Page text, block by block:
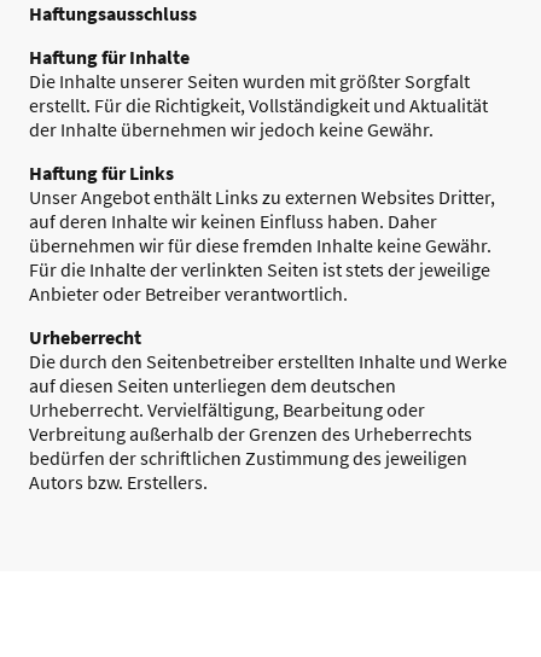
Haftungsausschluss
Haftung für Inhalte
Die Inhalte unserer Seiten wurden mit größter Sorgfalt
erstellt. Für die Richtigkeit, Vollständigkeit und Aktualität
der Inhalte übernehmen wir jedoch keine Gewähr.
Haftung für Links
Unser Angebot enthält Links zu externen Websites Dritter,
auf deren Inhalte wir keinen Einfluss haben. Daher
übernehmen wir für diese fremden Inhalte keine Gewähr.
Für die Inhalte der verlinkten Seiten ist stets der jeweilige
Anbieter oder Betreiber verantwortlich.
Urheberrecht
Die durch den Seitenbetreiber erstellten Inhalte und Werke
auf diesen Seiten unterliegen dem deutschen
Urheberrecht. Vervielfältigung, Bearbeitung oder
Verbreitung außerhalb der Grenzen des Urheberrechts
bedürfen der schriftlichen Zustimmung des jeweiligen
Autors bzw. Erstellers.